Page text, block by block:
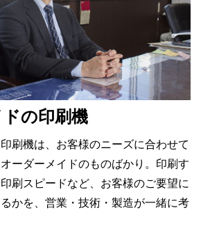
の印刷機
刷機は、お客様のニーズに合わせて
ーダーメイドのものばかり。印刷す
刷スピードなど、お客様のご要望に
かを、営業・技術・製造が一緒に考